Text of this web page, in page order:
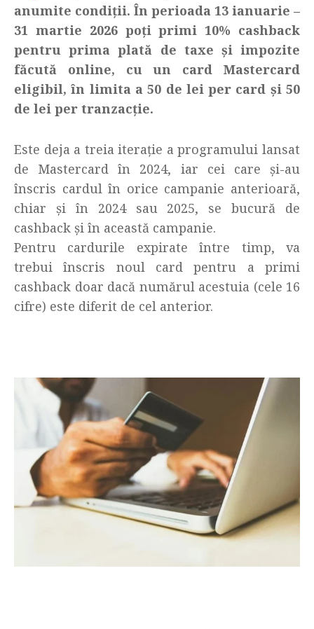
anumite condiții. În perioada 13 ianuarie –
31 martie 2026 poți primi 10% cashback
pentru prima plată de taxe și impozite
făcută online, cu un card Mastercard
eligibil, în limita a 50 de lei per card și 50
de lei per tranzacție.
Este deja a treia iterație a programului lansat
de Mastercard în 2024, iar cei care și-au
înscris cardul în orice campanie anterioară,
chiar și în 2024 sau 2025, se bucură de
cashback și în această campanie.
Pentru cardurile expirate între timp, va
trebui înscris noul card pentru a primi
cashback doar dacă numărul acestuia (cele 16
cifre) este diferit de cel anterior.